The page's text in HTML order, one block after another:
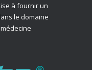
à fournir un
le domaine